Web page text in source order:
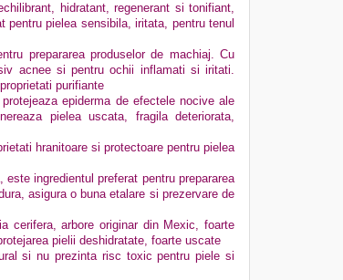
hidratant, regenerant si tonifiant,
pielea sensibila, iritata, pentru tenul
prepararea produselor de machiaj. Cu
acnee si pentru ochii inflamati si iritati.
purifiante
epiderma de efectele nocive ale
pielea uscata, fragila deteriorata,
hranitoare si protectoare pentru pielea
ingredientul preferat pentru prepararea
asigura o buna etalare si prezervare de
cerifera, arbore originar din Mexic, foarte
pielii deshidratate, foarte uscate
si nu prezinta risc toxic pentru piele si